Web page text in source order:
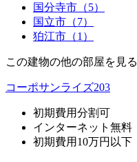
国分寺市（5）
国立市（7）
狛江市（1）
この建物の他の部屋を見る
コーポサンライズ203
初期費用分割可
インターネット無料
初期費用10万円以下